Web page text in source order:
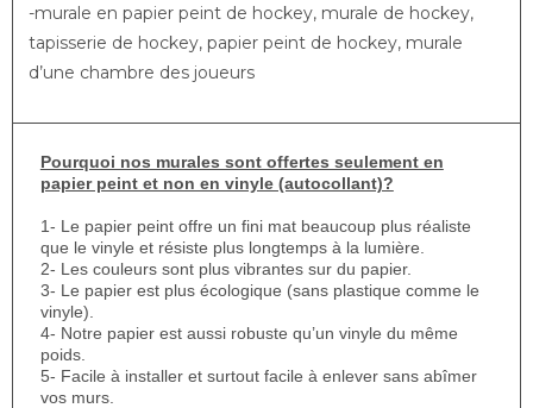
-murale en papier peint de hockey, murale de hockey,
tapisserie de hockey, papier peint de hockey, murale
d’une chambre des joueurs
Pourquoi nos murales sont offertes seulement en
papier peint et non en vinyle (autocollant)?
1- Le papier peint offre un fini mat beaucoup plus réaliste
que le vinyle et résiste plus longtemps à la lumière.
2- Les couleurs sont plus vibrantes sur du papier.
3- Le papier est plus écologique (sans plastique comme le
vinyle).
4- Notre papier est aussi robuste qu’un vinyle du même
poids.
5- Facile à installer et surtout facile à enlever sans abîmer
vos murs.